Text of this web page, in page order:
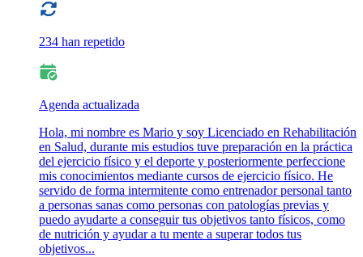
234 han repetido
Agenda actualizada
Hola, mi nombre es Mario y soy Licenciado en Rehabilitación
en Salud, durante mis estudios tuve preparación en la práctica
del ejercicio físico y el deporte y posteriormente perfeccione
mis conocimientos mediante cursos de ejercicio físico. He
servido de forma intermitente como entrenador personal tanto
a personas sanas como personas con patologías previas y
puedo ayudarte a conseguir tus objetivos tanto físicos, como
de nutrición y ayudar a tu mente a superar todos tus
objetivos...